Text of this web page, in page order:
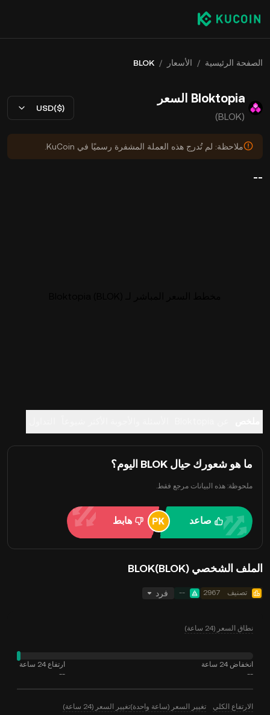
الصفحة الرئيسية / الأسعار /
BLOK
Bloktopia السعر
(BLOK)
USD($)
ملاحظة: لم تُدرج هذه العملة المشفرة رسميًا في KuCoin.
--
ما هو شعورك حيال BLOK اليوم؟
ملحوظة: هذه البيانات مرجع فقط.
صاعد هابط
الملف الشخصي BLOK(BLOK)
تصنيف 2967
-- فرد
نطاق السعر (24 ساعة)
انخفاض 24 ساعة
--
ارتفاع 24 ساعة
--
الارتفاع الكلي تغيير السعر (ساعة واحدة)تغيير السعر (24 ساعة)